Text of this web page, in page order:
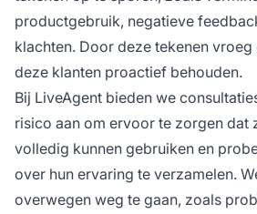
productgebruik, negatieve
klachten. Door deze tekenen
deze klanten proactief behouden.
Bij LiveAgent bieden we
risico aan om ervoor te zorgen dat
volledig kunnen gebruiken en
over hun ervaring te verzamelen.
overwegen weg te gaan, zoals